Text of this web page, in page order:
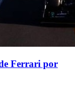
Ferrari por